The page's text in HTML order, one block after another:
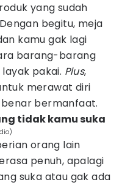
yang sudah
begitu, meja
kamu gak lagi
barang-barang
pakai. Plus,
merawat diri
bermanfaat.
tidak kamu suka
orang lain
penuh, apalagi
suka atau gak ada